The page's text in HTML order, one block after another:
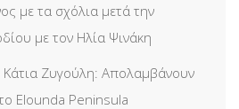
με τα σχόλια μετά την
με τον Ηλία Ψινάκη
Ζυγούλη: Απολαμβάνουν
Elounda Peninsula